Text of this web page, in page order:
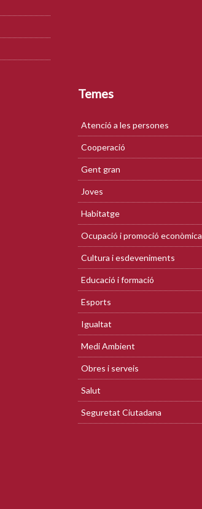
Temes
Atenció a les persones
Cooperació
Gent gran
Joves
Habitatge
Ocupació i promoció econòmica
Cultura i esdeveniments
Educació i formació
Esports
Igualtat
Medi Ambient
Obres i serveis
Salut
Seguretat Ciutadana